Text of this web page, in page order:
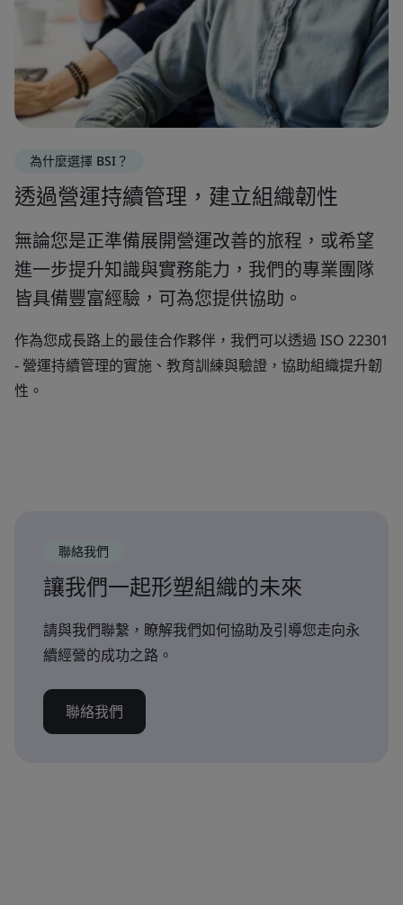
為什麼選擇 BSI？
透過營運持續管理，建立組織韌性
無論您是正準備展開營運改善的旅程，或希望
進一步提升知識與實務能力，我們的專業團隊
皆具備豐富經驗，可為您提供協助。
作為您成長路上的最佳合作夥伴，我們可以透過 ISO 22301
- 營運持續管理的實施、教育訓練與驗證，協助組織提升韌
性​。
聯絡我們
讓我們一起形塑組織的未來
請與我們聯繫，瞭解我們如何協助及引導您走向永
續經營的成功之路。
聯絡我們